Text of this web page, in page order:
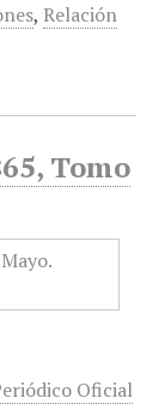
, Relación
Tomo
Oficial